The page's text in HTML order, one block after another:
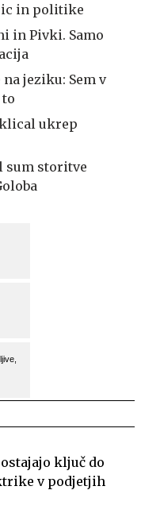
in politike
in Pivki. Samo
jeziku: Sem v
ukrep
sum storitve
ključ do
v podjetjih